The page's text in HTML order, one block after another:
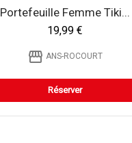
Portefeuille Femme Tiki...
19,99 €
storefront ANS-ROCOURT
Réserver